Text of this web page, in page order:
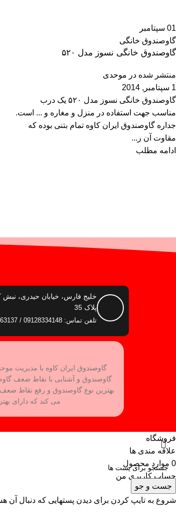
01 سپتامبر
گاوصندوق خانگی
گاوصندوق خانگی نسوز مدل ۵۲۰
منتشر شده در موحدی
1 سپتامبر, 2014
گاوصندوق خانگی نسوز مدل ۵۲۰ یک درب
مناسب جهت استفاده در منزل و مغاره و ... است.
جداره گاوصندوق ایران کاوه تمام بتنی بوده که
مقاوت آن ر...
ادامه مطلب
خلیج فارس، خیابان حیدری، نبش
پلاک 35
تلفن تماس: 09128334148 / 66263137-021
گاوصندوق ایران کاوه با مدیریت
گاوصندوق و آشنایی با نقاط ضعف
می کند که دارای
جست و جو
شروع به تایپ کردن برای دیدن پستهایی که دنبال آن
فروشگاه
علاقه مندی ها
0 موارد محصول
حساب کاربری من